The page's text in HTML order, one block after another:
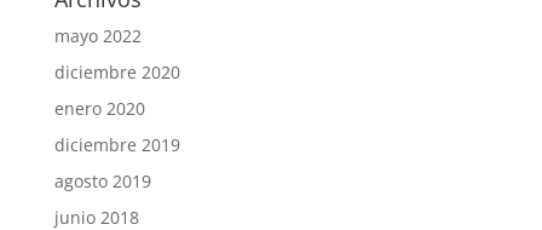
mayo 2022
diciembre 2020
enero 2020
diciembre 2019
agosto 2019
junio 2018